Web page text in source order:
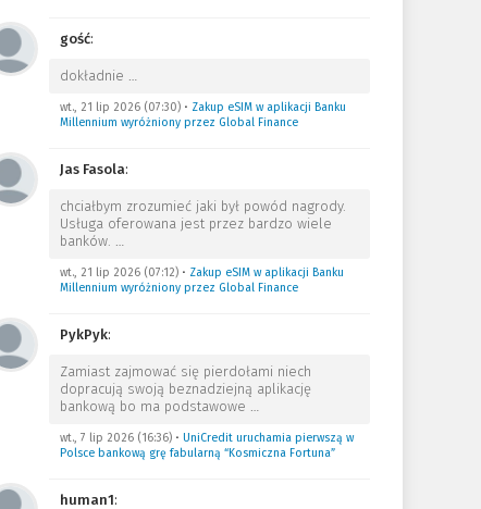
gość:
dokładnie …
wt., 21 lip 2026 (07:30)• Zakup eSIM w aplikacji Banku
Millennium wyróżniony przez Global Finance
Jas Fasola:
chciałbym zrozumieć jaki był powód nagrody.
Usługa oferowana jest przez bardzo wiele
banków. …
wt., 21 lip 2026 (07:12)• Zakup eSIM w aplikacji Banku
Millennium wyróżniony przez Global Finance
PykPyk:
Zamiast zajmować się pierdołami niech
dopracują swoją beznadziejną aplikację
bankową bo ma podstawowe …
wt., 7 lip 2026 (16:36)• UniCredit uruchamia pierwszą w
Polsce bankową grę fabularną “Kosmiczna Fortuna”
human1: